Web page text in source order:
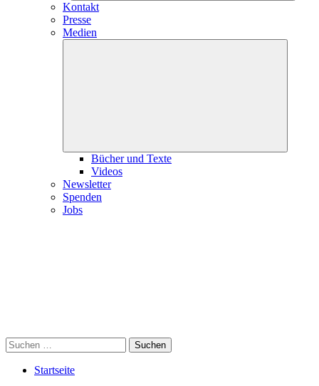
Kontakt
Presse
Medien
Bücher und Texte
Videos
Newsletter
Spenden
Jobs
Suchen
Startseite